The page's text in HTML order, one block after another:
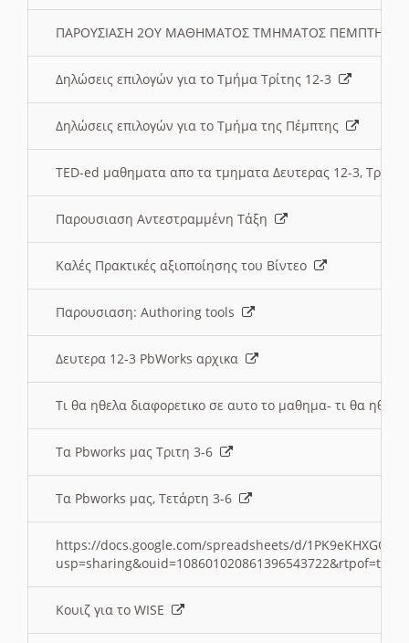
ΠΑΡΟΥΣΙΑΣΗ 2ΟΥ ΜΑΘΗΜΑΤΟΣ ΤΜΗΜΑΤΟΣ
Δηλώσεις επιλογών για το Τμήμα Τρίτης 12-3
Δηλώσεις επιλογών για το Τμήμα της Πέμπτης
TED-ed μαθηματα απο τα τμηματα Δευτερας 12-3,
Παρουσιαση Αντεστραμμένη Τάξη
Καλές Πρακτικές αξιοποίησης του Βίντεο
Παρουσιαση: Authoring tools
Δευτερα 12-3 PbWorks αρχικα
Τι θα ηθελα διαφορετικο σε αυτο το μαθημα- τι θα
Τα Pbworks μας Τριτη 3-6
Τα Pbworks μας, Τετάρτη 3-6
https://docs.google.com/spreadsheets/d/
Κουιζ για το WISE